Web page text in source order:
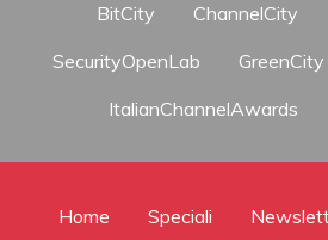
BitCity ChannelCity
SecurityOpenLab
GreenCity
ItalianChannelAwards
Home Speciali